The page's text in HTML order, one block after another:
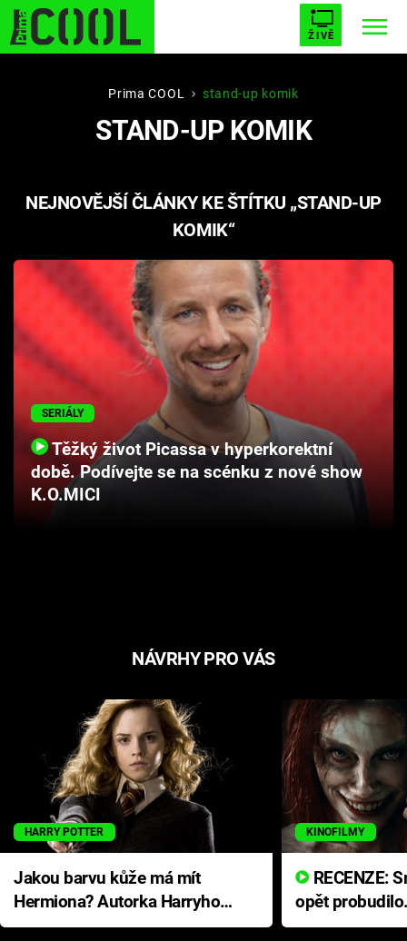
ŽIVĚ
STARHOUSE BUFFY, PŘEMOŽITELKA UPÍRŮ
PLNEJ KOTEL AVENGERS 5
Filmy
Seriály
Cool Esport
Pořady
TV Program
Prima COOL stand-up komik
STAND-UP KOMIK
NEJNOVĚJŠÍ ČLÁNKY KE ŠTÍTKU „STAND-UP
KOMIK“
SERIÁLY
Těžký život Picassa v hyperkorektní
době. Podívejte se na scénku z nové show
K.O.MICI
NÁVRHY PRO VÁS
HARRY POTTER
Jakou barvu kůže má mít
Hermiona? Autorka Harryho
Pottera přišla s ráznou
KINOFILMY
opět
přichází s